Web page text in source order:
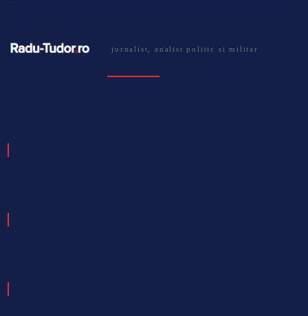
jurnalist, analist politic si militar